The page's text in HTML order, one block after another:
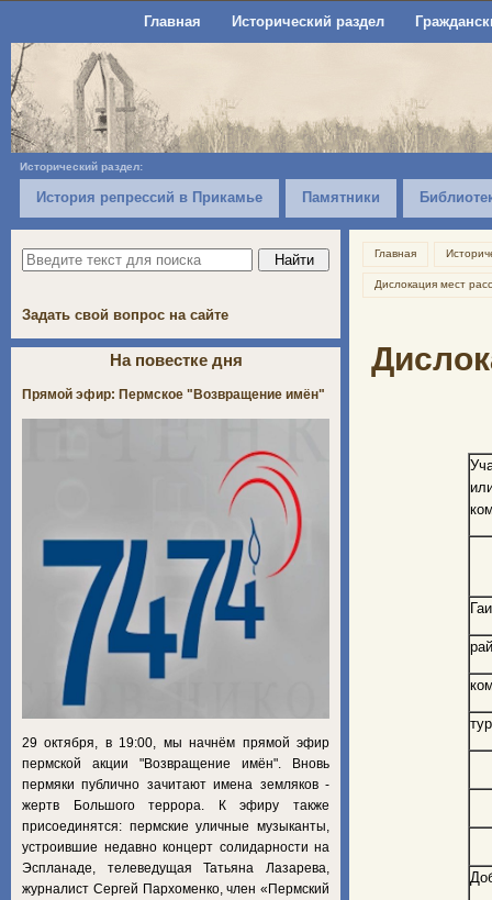
Главная Исторический раздел
Исторический раздел:
История репрессий в Прикамье Памятники
Главная
Дислокация мест
Задать свой вопрос на сайте
На повестке дня
Прямой эфир: Пермское "Возвращение имён"
29 октября, в 19:00, мы начнём прямой эфир
пермской акции "Возвращение имён". Вновь
пермяки публично зачитают имена земляков -
жертв Большого террора. К эфиру также
присоединятся: пермские уличные музыканты,
устроившие недавно концерт солидарности на
Эспланаде, телеведущая Татьяна Лазарева,
журналист Сергей Пархоменко, член «Пермский